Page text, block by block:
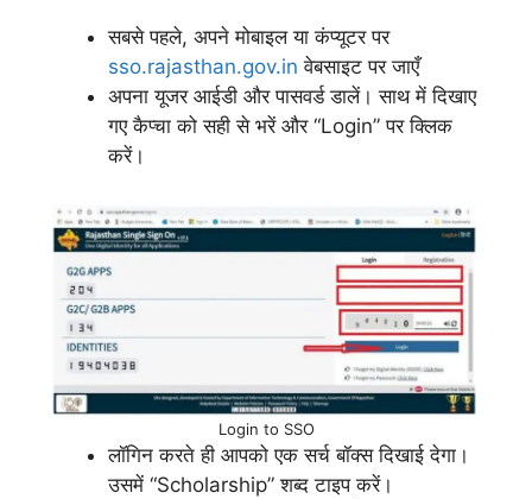
सबसे पहले, अपने मोबाइल या कंप्यूटर पर
sso.rajasthan.gov.in वेबसाइट पर जाएँ
अपना यूजर आईडी और पासवर्ड डालें। साथ में दिखाए
गए कैप्चा को सही से भरें और “Login” पर क्लिक
करें।
Login to SSO
लॉगिन करते ही आपको एक सर्च बॉक्स दिखाई देगा।
उसमें “Scholarship” शब्द टाइप करें।